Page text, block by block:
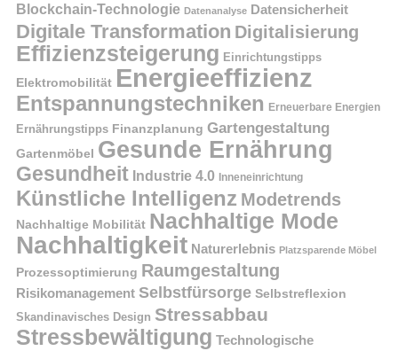
Blockchain-Technologie Datenanalyse Datensicherheit
Digitale Transformation Digitalisierung
Effizienzsteigerung Einrichtungstipps
Elektromobilität Energieeffizienz
Entspannungstechniken Erneuerbare Energien
Ernährungstipps Finanzplanung Gartengestaltung
Gartenmöbel Gesunde Ernährung
Gesundheit Industrie 4.0 Inneneinrichtung
Künstliche Intelligenz Modetrends
Nachhaltige Mobilität Nachhaltige Mode
Nachhaltigkeit Naturerlebnis Platzsparende Möbel
Prozessoptimierung Raumgestaltung
Risikomanagement Selbstfürsorge Selbstreflexion
Skandinavisches Design Stressabbau
Stressbewältigung Technologische